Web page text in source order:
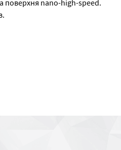
поверхня nano-high-speed.